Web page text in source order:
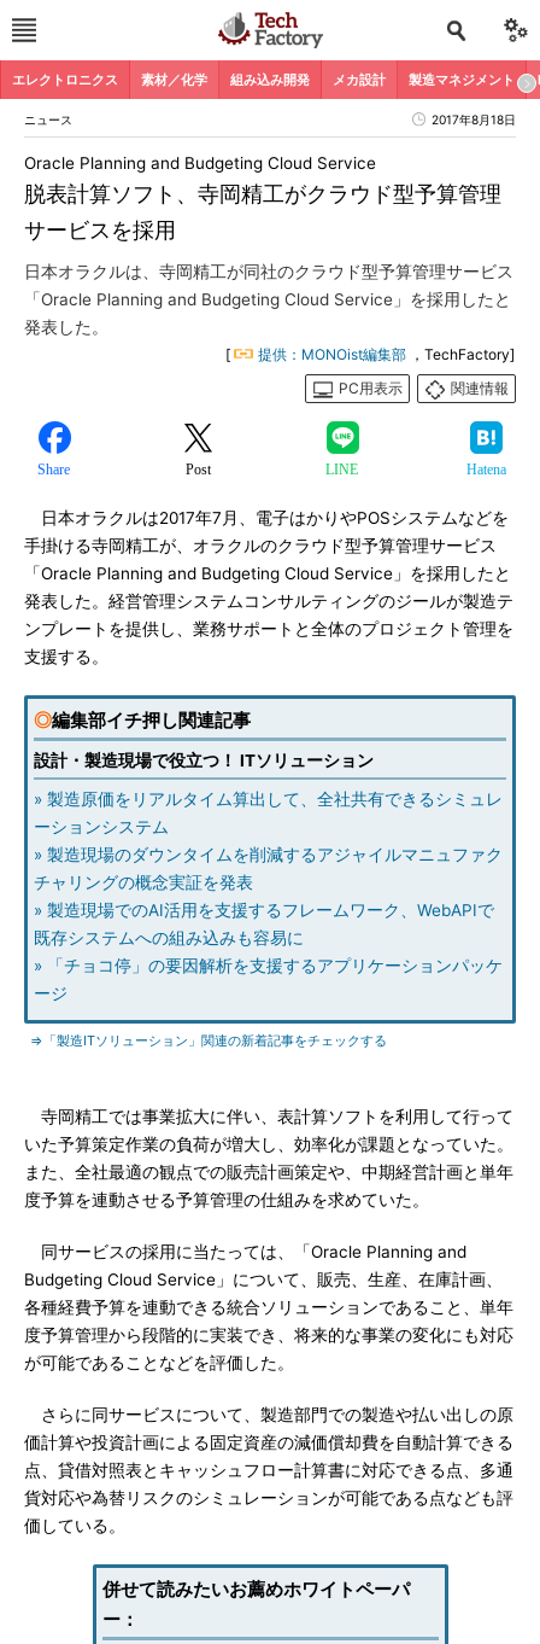
エレクトロニクス 素材／化学 組み込み開発 メカ設計 製造マネジメント
ニュース 2017年8月18日
脱表計算ソフト、寺岡精工がクラウド型予算管理
サービスを採用
Oracle Planning and Budgeting Cloud Service
日本オラクルは、寺岡精工が同社のクラウド型予算管理サービス
「Oracle Planning and Budgeting Cloud Service」を採用したと
発表した。
[ 提供：MONOist編集部 ，TechFactory]
PC用表示
関連情報
Share Post LINE Hatena
日本オラクルは2017年7月、電子はかりやPOSシステムなどを
手掛ける寺岡精工が、オラクルのクラウド型予算管理サービス
「Oracle Planning and Budgeting Cloud Service」を採用したと
発表した。経営管理システムコンサルティングのジールが製造テ
ンプレートを提供し、業務サポートと全体のプロジェクト管理を
支援する。
◎編集部イチ押し関連記事
設計・製造現場で役立つ！ ITソリューション
» 製造原価をリアルタイム算出して、全社共有できるシミュレ
ーションシステム
» 製造現場のダウンタイムを削減するアジャイルマニュファク
チャリングの概念実証を発表
» 製造現場でのAI活用を支援するフレームワーク、WebAPIで
既存システムへの組み込みも容易に
» 「チョコ停」の要因解析を支援するアプリケーションパッケ
ージ
⇒「製造ITソリューション」関連の新着記事をチェックする
寺岡精工では事業拡大に伴い、表計算ソフトを利用して行って
いた予算策定作業の負荷が増大し、効率化が課題となっていた。
また、全社最適の観点での販売計画策定や、中期経営計画と単年
度予算を連動させる予算管理の仕組みを求めていた。
同サービスの採用に当たっては、「Oracle Planning and
Budgeting Cloud Service」について、販売、生産、在庫計画、
各種経費予算を連動できる統合ソリューションであること、単年
度予算管理から段階的に実装でき、将来的な事業の変化にも対応
が可能であることなどを評価した。
さらに同サービスについて、製造部門での製造や払い出しの原
価計算や投資計画による固定資産の減価償却費を自動計算できる
点、貸借対照表とキャッシュフロー計算書に対応できる点、多通
貨対応や為替リスクのシミュレーションが可能である点なども評
価している。
併せて読みたいお薦めホワイトペーパ
ー：